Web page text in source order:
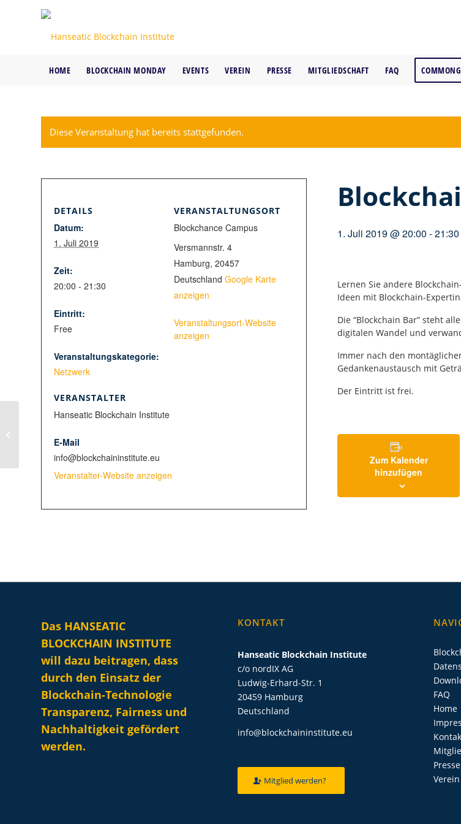
HOME BLOCKCHAIN MONDAY EVENTS VEREIN PRESSE MITGLIEDSCHAFT FAQ
Diese Veranstaltung hat bereits stattgefunden.
1. Juli 2019 @ 20:00 -21:30
Lernen Sie andere
Ideen mit Blockchain-
Die “Blockchain Bar” steht
digitalen Wandel und
Immer nach den
Gedankenaustausch mit
Der Eintritt ist frei.
Zum Kalender
hinzufügen
DETAILS
Datum:
1. Juli 2019
Zeit:
20:00 - 21:30
Eintritt:
Free
Veranstaltungskategorie:
Netzwerk
VERANSTALTUNGSORT
Blockchance Campus
Versmannstr. 4
Hamburg, 20457
Deutschland Google Karte
anzeigen
Veranstaltungsort-Website
anzeigen
VERANSTALTER
Hanseatic Blockchain Institute
E-Mail
info@blockchaininstitute.eu
Veranstalter-Website anzeigen
Das HANSEATIC
BLOCKCHAIN INSTITUTE
will dazu beitragen, dass
durch den Einsatz der
Blockchain-Technologie
Transparenz, Fairness und
Nachhaltigkeit gefördert
werden.
KONTAKT
Hanseatic Blockchain Institute
c/o nordIX AG
Ludwig-Erhard-Str. 1
20459 Hamburg
Deutschland
info@blockchaininstitute.eu
Mitglied werden?
FAQ
Home
Presse
Verein
Blockchain Monday:
Tokenisierung aus Sicht
der Börse Stuttgart